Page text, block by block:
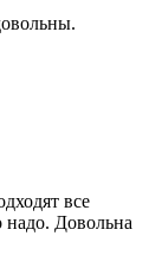
все
надо. Довольна